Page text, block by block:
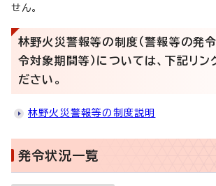
せん。
林野火災警報等の制度（警報等の発令
令対象期間等）については、下記リン
ださい。
林野火災警報等の制度説明
発令状況一覧